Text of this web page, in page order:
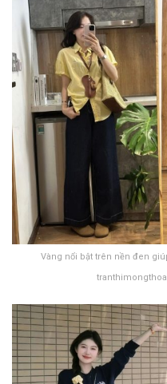
Vàng nổi bật trên nền đen